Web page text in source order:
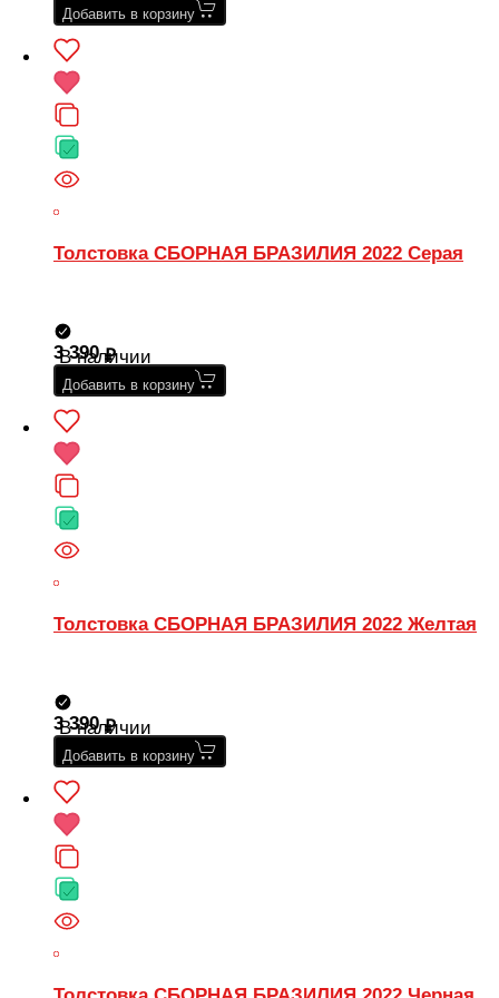
Добавить в корзину
Толстовка СБОРНАЯ БРАЗИЛИЯ 2022 Серая
В наличии
3 390
Добавить в корзину
Толстовка СБОРНАЯ БРАЗИЛИЯ 2022 Желтая
В наличии
3 390
Добавить в корзину